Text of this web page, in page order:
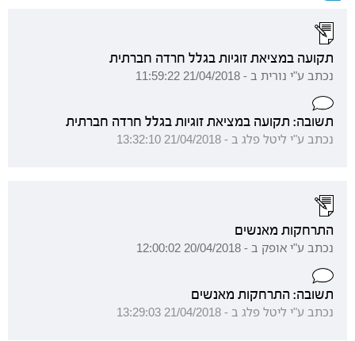
תקועה במציאת זוגיות בגלל חרדה חברתית
נכתב ע"י נורית ב - 21/04/2018 11:59:22
תשובה: תקועה במציאת זוגיות בגלל חרדה חברתית
נכתב ע"י ליטל פלג ב - 21/04/2018 13:32:10
התרחקות מאנשים
נכתב ע"י אופק ב - 20/04/2018 12:00:02
תשובה: התרחקות מאנשים
נכתב ע"י ליטל פלג ב - 21/04/2018 13:29:03